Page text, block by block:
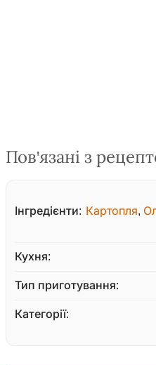
Пов'язані з
Інгредієнти: Картопля,
Кухня:
Тип приготування:
Категорії: